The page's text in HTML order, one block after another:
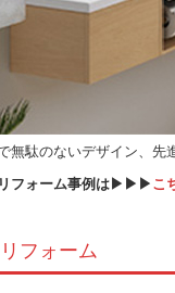
無駄のないデザイン、先
リフォーム事例は▶▶▶ こ
フォーム